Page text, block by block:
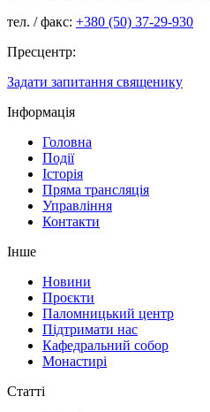
тел. / факс: +380 (50) 37-29-930
Пресцентр:
Задати запитання священику
Інформація
Головна
Події
Історія
Пряма трансляція
Управління
Контакти
Інше
Новини
Проєкти
Паломницький центр
Підтримати нас
Кафедральний собор
Монастирі
Статті